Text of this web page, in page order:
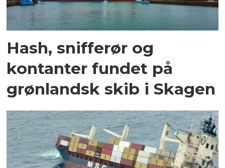
Hash, snifferør og
kontanter fundet på
grønlandsk skib i Skagen